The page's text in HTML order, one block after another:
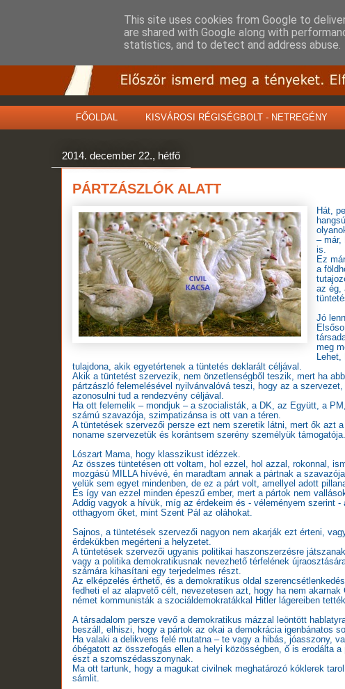
FŐOLDAL KISVÁROSI RÉGISÉGBOLT - NETREGÉNY
2014. december 22., hétfő
PÁRTZÁSZLÓK ALATT
Hát,
– már,
is.
Ez
a
az ég,
Jó
meg
Lehet,
tulajdona, akik egyetértenek a tüntetés deklarált céljával.
Akik a tüntetést szervezik, nem önzetlenségből teszik, mert ha
pártzászló felemelésével nyilvánvalóvá teszi, hogy az a
azonosulni tud a rendezvény céljával.
Ha ott felemelik – mondjuk – a szocialisták, a DK, az Együtt, a
számú szavazója, szimpatizánsa is ott van a téren.
A tüntetések szervezői persze ezt nem szeretik látni, mert ők azt
noname szervezetük és korántsem szerény személyük támogatója.
Lószart Mama, hogy klasszikust idézzek.
Az összes tüntetésen ott voltam, hol ezzel, hol azzal, rokonnal,
mozgású MILLA hívévé, én maradtam annak a pártnak a
velük sem egyet mindenben, de ez a párt volt, amellyel adott
És így van ezzel minden épeszű ember, mert a pártok nem
Addig vagyok a hívük, míg az érdekeim és - véleményem szerint
otthagyom őket, mint Szent Pál az oláhokat.
Sajnos, a tüntetések szervezői nagyon nem akarják ezt érteni,
érdekükben megérteni a helyzetet.
A tüntetések szervezői ugyanis politikai haszonszerzésre
vagy a politika demokratikusnak nevezhető térfelének
számára kihasítani egy terjedelmes részt.
Az elképzelés érthető, és a demokratikus oldal
fedheti el az alapvető célt, nevezetesen azt, hogy ha nem
német kommunisták a szociáldemokratákkal Hitler lágereiben
A társadalom persze vevő a demokratikus mázzal leöntött
beszáll, elhiszi, hogy a pártok az okai a demokrácia igenbánatos
Ha valaki a delikvens felé mutatna – te vagy a hibás, jóasszony,
óbégatott az összefogás ellen a helyi közösségben, ő is erodálta
észt a szomszédasszonynak.
Ma ott tartunk, hogy a magukat civilnek meghatározó kóklerek
sámlit.
This site uses cookies from Google to
are shared with Google along with
statistics, and to detect and address abuse.